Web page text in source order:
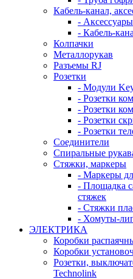
Кабель-канал,
- Аксессуары
- Кабель-
Колпачки
Металлорукав
Разъемы RJ
Розетки
- Модули
- Розетки
- Розетки
- Розетки
- Розетки
Соединители
Спиральные
Стяжки, маркеры
- Маркеры
- Площадка
стяжек
- Стяжки
- Хомуты-
ЭЛЕКТРИКА
Коробки
Коробки
Розетки,
Technolink